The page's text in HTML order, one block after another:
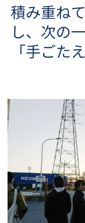
お問い
積み重ね
し、次の
「手ごた